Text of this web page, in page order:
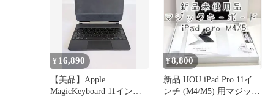
¥ 16,890
【美品】Apple
MagicKeyboard 11インチ
¥8,800
新品 HOU iPad Pro 11イ
ンチ (M4/M5) 用マジック